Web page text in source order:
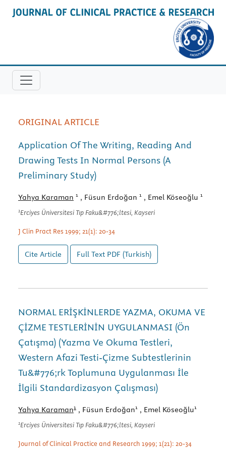
ORIGINAL ARTICLE
Application Of The Writing, Reading And
Drawing Tests In Normal Persons (A
Preliminary Study)
Yahya Karaman 1 , Füsun Erdoğan 1 , Emel Köseoğlu 1
1Erciyes Üniversitesi Tıp Faku&#776;ltesi, Kayseri
J Clin Pract Res 1999; 21(1): 20-34
Cite Article Full Text PDF (Turkish)
NORMAL ERİŞKİNLERDE YAZMA, OKUMA VE
ÇİZME TESTLERİNİN UYGULANMASI (Ön
Çatışma) (Yazma Ve Okuma Testleri,
Western Afazi Testi-Çizme Subtestlerinin
Tu&#776;rk Toplumuna Uygulanması İle
İlgili Standardizasyon Çalışması)
Yahya Karaman1 , Füsun Erdoğan1 , Emel Köseoğlu1
1Erciyes Üniversitesi Tıp Faku&#776;ltesi, Kayseri
Journal of Clinical Practice and Research 1999; 1(21): 20-34